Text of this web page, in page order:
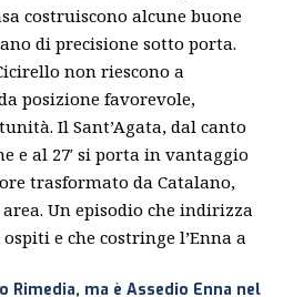
costruiscono alcune buone
di precisione sotto porta.
non riescono a
posizione favorevole,
Il Sant’Agata, dal canto
e al 27′ si porta in vantaggio
trasformato da Catalano,
Un episodio che indirizza
e che costringe l’Enna a
Rimedia, ma è Assedio Enna nel